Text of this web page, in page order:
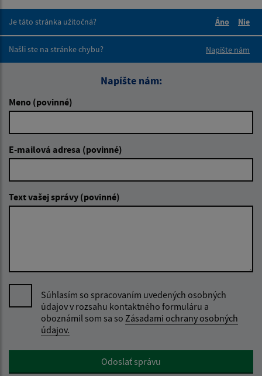
Je táto stránka užitočná?
Áno
Nie
Našli ste na stránke chybu?
Napíšte nám
Napíšte nám:
Meno (povinné)
E-mailová adresa (povinné)
Text vašej správy (povinné)
Súhlasím so spracovaním uvedených osobných
údajov v rozsahu kontaktného formuláru a
oboznámil som sa so Zásadami ochrany osobných
údajov.
Google reCaptcha ResponseOdoslať správu